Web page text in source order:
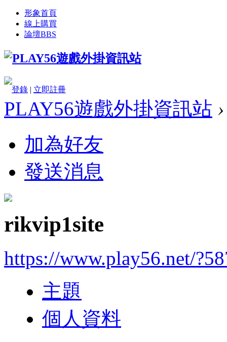
形象首頁
線上購買
論壇BBS
登錄 | 立即註冊
PLAY56遊戲外掛資訊站 ›
加為好友
發送消息
rikvip1site
https://www.play56.net/
主題
個人資料